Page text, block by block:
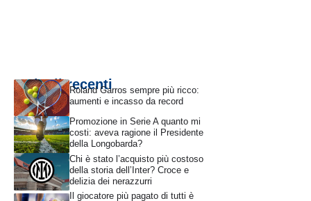
Articoli recentiRoland Garros sempre più ricco:
aumenti e incasso da record
Promozione in Serie A quanto mi
costi: aveva ragione il Presidente
della Longobarda?
Chi è stato l’acquisto più costoso
della storia dell’Inter? Croce e
delizia dei nerazzurri
Il giocatore più pagato di tutti è